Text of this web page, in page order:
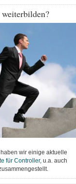
wir einige aktuelle
für Controller, u.a. auch